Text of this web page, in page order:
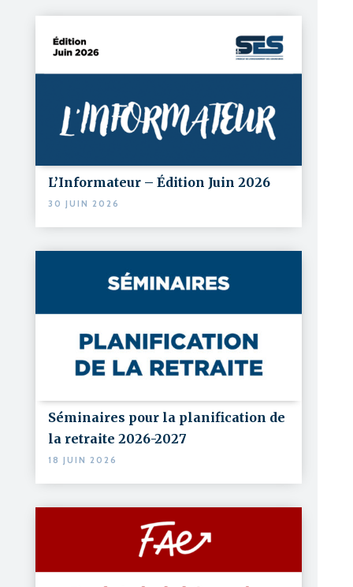
L’Informateur – Édition Juin 2026
30 JUIN 2026
Séminaires pour la planification de
la retraite 2026-2027
18 JUIN 2026